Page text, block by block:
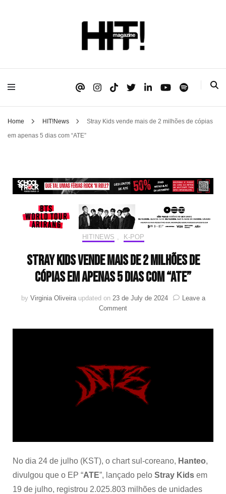
HIT!Magazine
Home HIT!News
Stray Kids vende mais de 2 milhões de cópias
em apenas 5 dias com “ATE”
HIT!NEWS K-POP
Stray Kids vende mais de 2 milhões de
cópias em apenas 5 dias com “ATE”
by Virginia Oliveira updated on 23 de July de 2024
Leave a
Commenton
Kids
2
milhões
de
cópias
“ATE”
No dia 24 de julho (KST), o chart sul-coreano, Hanteo,
divulgou que o EP “ATE”, lançado pelo Stray Kids em
19 de julho, registrou 2.025.803 milhões de unidades